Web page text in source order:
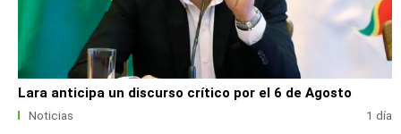
Lara anticipa un discurso crítico por el 6 de Agosto
Noticias 1 día